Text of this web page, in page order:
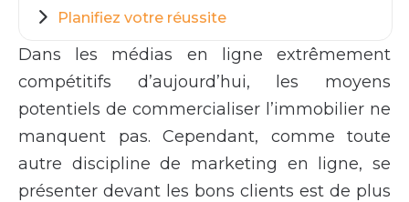
Planifiez votre réussite
Dans les médias en ligne extrêmement
compétitifs d’aujourd’hui, les moyens
potentiels de commercialiser l’immobilier ne
manquent pas. Cependant, comme toute
autre discipline de marketing en ligne, se
présenter devant les bons clients est de plus